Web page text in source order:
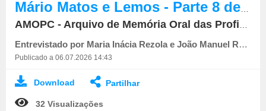
AMOPC - Arquivo de Memória Oral das Profissões da Comunicação
Entrevistado por Maria Inácia Rezola e João Manuel Rocha. Registado por Paulo Barbosa
Publicado a 06.07.2026 14:43
Download Partilhar
32 Visualizações